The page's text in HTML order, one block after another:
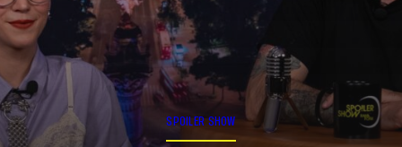
SPOILER SHOW